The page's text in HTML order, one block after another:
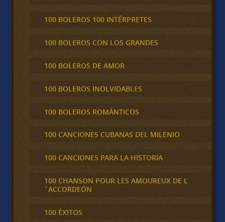
100 BOLEROS 100 INTÉRPRETES
100 BOLEROS CON LOS GRANDES
100 BOLEROS DE AMOR
100 BOLEROS INOLVIDABLES
100 BOLEROS ROMÁNTICOS
100 CANCIONES CUBANAS DEL MILENIO
100 CANCIONES PARA LA HISTORIA
100 CHANSON POUR LES AMOUREUX DE L
´ACCORDEÓN
100 ÉXITOS